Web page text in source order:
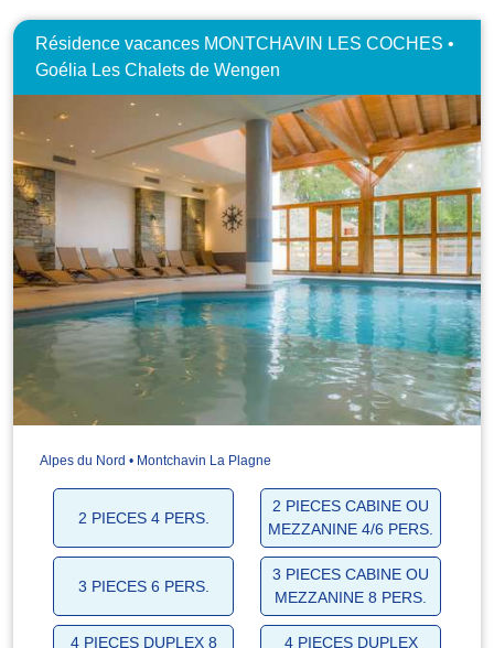
Résidence vacances MONTCHAVIN LES COCHES •
Goélia Les Chalets de Wengen
Alpes du Nord • Montchavin La Plagne
2 PIECES 4 PERS.
2 PIECES CABINE OU
MEZZANINE 4/6 PERS.
3 PIECES 6 PERS.
3 PIECES CABINE OU
MEZZANINE 8 PERS.
4 PIECES DUPLEX 8 4 PIECES DUPLEX